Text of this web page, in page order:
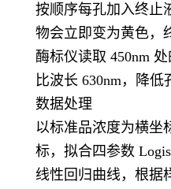
按顺序每孔加入终止
物会立即变为黄色，
酶标仪读取 450nm
比波长 630nm，降低
数据处理
以标准品浓度为横坐
标，拟合四参数
线性回归曲线，根据